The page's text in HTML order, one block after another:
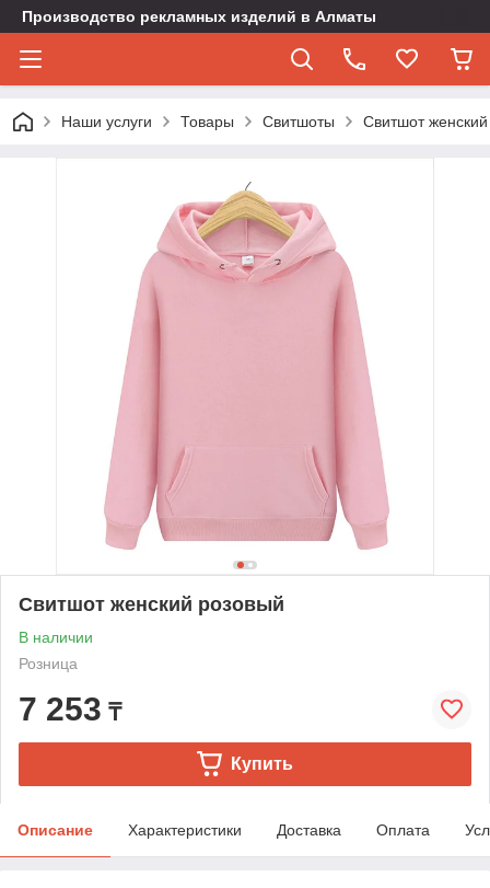
Производство рекламных изделий в Алматы
Наши услуги Товары Свитшоты Свитшот
Свитшот женский розовый
В наличии
Розница
7 253 ₸
Купить
Описание Характеристики Доставка Оплата